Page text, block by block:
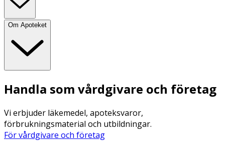
Om Apoteket
Handla som vårdgivare och företag
Vi erbjuder läkemedel, apoteksvaror,
förbrukningsmaterial och utbildningar.
För vårdgivare och företag